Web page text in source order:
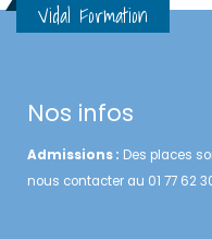
Vidal Formation
Nos infos
Admissions : Des places
nous contacter au 01 77 62